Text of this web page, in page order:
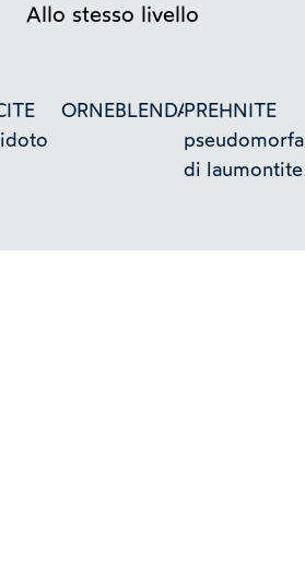
Allo stesso livello
ORNEBLENDAPREHNITE
pseudomorfa
di laumontite